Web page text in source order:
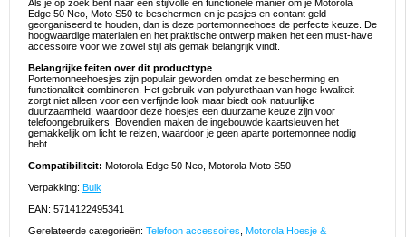
Als je op zoek bent naar een stijlvolle en functionele manier om je Motorola
Edge 50 Neo, Moto S50 te beschermen en je pasjes en contant geld
georganiseerd te houden, dan is deze portemonneehoes de perfecte keuze. De
hoogwaardige materialen en het praktische ontwerp maken het een must-have
accessoire voor wie zowel stijl als gemak belangrijk vindt.
Belangrijke feiten over dit producttype
Portemonneehoesjes zijn populair geworden omdat ze bescherming en
functionaliteit combineren. Het gebruik van polyurethaan van hoge kwaliteit
zorgt niet alleen voor een verfijnde look maar biedt ook natuurlijke
duurzaamheid, waardoor deze hoesjes een duurzame keuze zijn voor
telefoongebruikers. Bovendien maken de ingebouwde kaartsleuven het
gemakkelijk om licht te reizen, waardoor je geen aparte portemonnee nodig
hebt.
Compatibiliteit: Motorola Edge 50 Neo, Motorola Moto S50
Verpakking: Bulk
EAN: 5714122495341
Gerelateerde categorieën: Telefoon accessoires
Motorola Hoesje &